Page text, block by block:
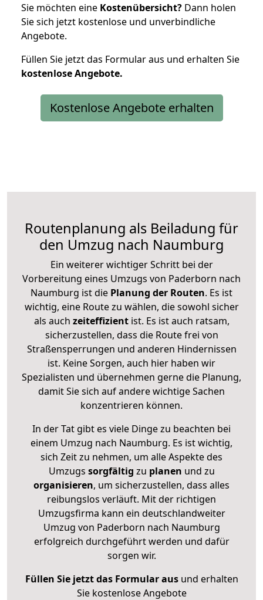
Sie möchten eine Kostenübersicht? Dann holen
Sie sich jetzt kostenlose und unverbindliche
Angebote.
Füllen Sie jetzt das Formular aus und erhalten Sie
kostenloseAngebote.
Kostenlose Angebote erhalten
Routenplanung als Beiladung für
den Umzug nach Naumburg
Ein weiterer wichtiger Schritt bei der
Vorbereitung eines Umzugs von Paderborn nach
Naumburg ist die Planung der Routen. Es ist
wichtig, eine Route zu wählen, die sowohl sicher
als auch zeiteffizientist. Es ist auch ratsam,
sicherzustellen, dass die Route frei von
Straßensperrungen und anderen Hindernissen
ist. Keine Sorgen, auch hier haben wir
Spezialisten und übernehmen gerne die Planung,
damit Sie sich auf andere wichtige Sachen
konzentrieren können.
In der Tat gibt es viele Dinge zu beachten bei
einem Umzug nach Naumburg. Es ist wichtig,
sich Zeit zu nehmen, um alle Aspekte des
Umzugs sorgfältig zu planen und zu
organisieren, um sicherzustellen, dass alles
reibungslos verläuft. Mit der richtigen
Umzugsfirma kann ein deutschlandweiter
Umzug von Paderborn nach Naumburg
erfolgreich durchgeführt werden und dafür
sorgen wir.
Füllen Sie jetzt das Formular ausund erhalten
Sie kostenlose Angebote